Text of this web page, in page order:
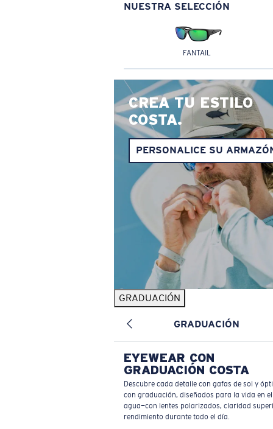
NUESTRA SELECCIÓN
FANTAIL
CREA TU ESTILO
COSTA.
PERSONALICE SU
GRADUACIÓN
GRADUACIÓN
EYEWEAR CON
GRADUACIÓN COSTA
Descubre cada detalle con gafas de sol y
con graduación, diseñados para la vida en el
agua—con lentes polarizados, claridad
rendimiento durante todo el día.